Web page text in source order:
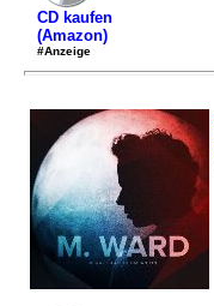
CD kaufen
(Amazon)
#Anzeige